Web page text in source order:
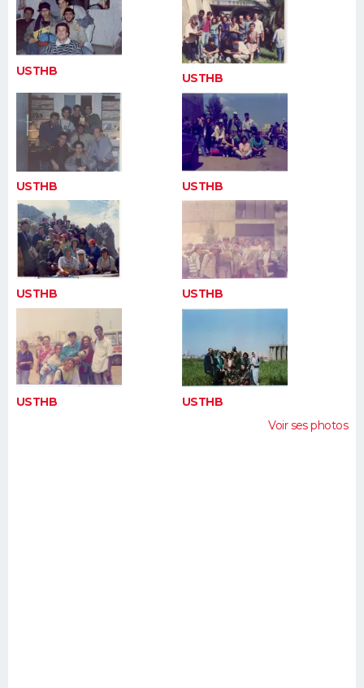
FORUM
Bricolage
Lifestyle
Culture
Sport
Auto
Television
Voyage
Cinema
USTHB USTHB
USTHB USTHB
USTHB USTHB
USTHB
USTHB
Voir ses photos